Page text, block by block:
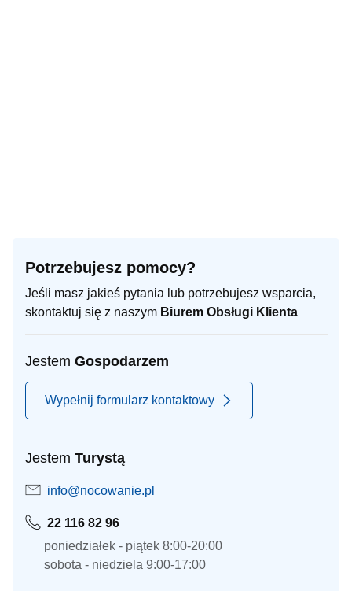
Potrzebujesz pomocy?
Jeśli masz jakieś pytania lub potrzebujesz wsparcia,
skontaktuj się z naszym Biurem Obsługi Klienta
Jestem Gospodarzem
Wypełnij formularz kontaktowy
Jestem Turystą
info@nocowanie.pl
22 116 82 96
poniedziałek - piątek 8:00-20:00
sobota - niedziela 9:00-17:00